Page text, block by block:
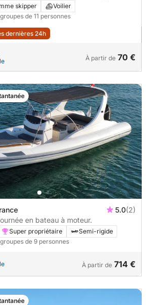
Florent à bord d'un voilier
skipper
Voilier
de 11 personnes
dernières 24h
À partir de 70 €
5.0(2)
en bateau à moteur.
Super propriétaire
Semi-rigide
groupes de 9 personnes
À partir de 714 €